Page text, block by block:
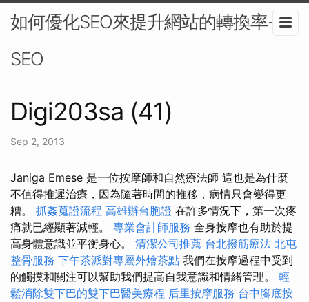
如何優化SEO來提升網站的轉換率-
SEO
Digi203sa (41)
Sep 2, 2013
Janiga Emese 是一位按摩師和自然療法師 這也是為什麼
不值得推遲治療，因為隨著時間的推移，病情只會變得更
糟。 抓姦蒐證流程 高雄辦台胞證 在許多情況下，第一次疼
痛就已經顯著減輕。 專業會計師服務 全身按摩也有助於提
高身體意識並平衡身心。 清潔公司推薦 台北撥筋療法 北屯
整骨服務 下午茶派對專屬外燴茶點 我們在按摩過程中受到
的觸摸和關注可以幫助我們提高自我意識和情緒管理。 輕
鬆消除雙下巴的雙下巴醫美療程 后里按摩服務 台中腳底按